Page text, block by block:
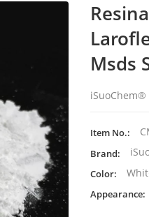
Msds
iSuoChem®
Item No.:
Brand:
Color:
Appearance: